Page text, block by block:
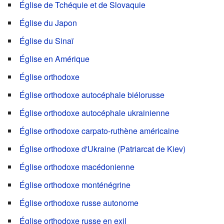
Église de Tchéquie et de Slovaquie
Église du Japon
Église du Sinaï
Église en Amérique
Église orthodoxe
Église orthodoxe autocéphale biélorusse
Église orthodoxe autocéphale ukrainienne
Église orthodoxe carpato-ruthène américaine
Église orthodoxe d'Ukraine (Patriarcat de Kiev)
Église orthodoxe macédonienne
Église orthodoxe monténégrine
Église orthodoxe russe autonome
Église orthodoxe russe en exil